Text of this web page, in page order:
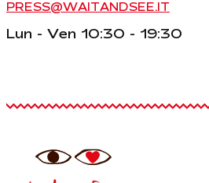
PRESS@WAITANDSEE.IT
Lun - Ven 10:30 - 19:30